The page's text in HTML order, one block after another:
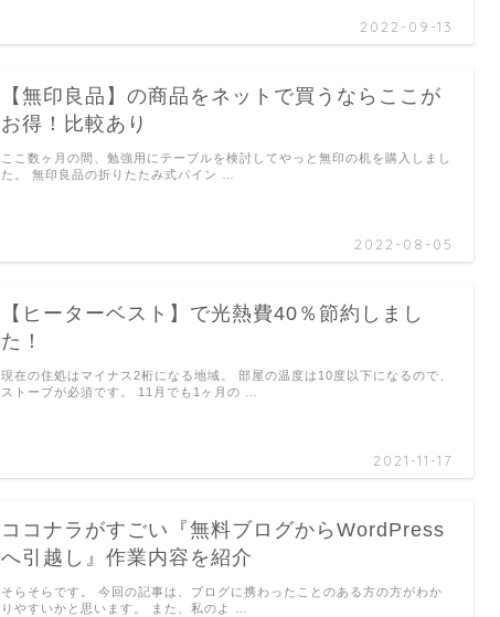
2022-09-13
【無印良品】の商品をネットで買うならここが
お得！比較あり
2022-08-05
ここ数ヶ月の間、勉強用にテーブルを検討してやっと無印の机を購入しまし
た。 無印良品の折りたたみ式パイン …
【ヒーターベスト】で光熱費40％節約しまし
た！
2021-11-17
現在の住処はマイナス2桁になる地域。 部屋の温度は10度以下になるので、
ストーブが必須です。 11月でも1ヶ月の …
ココナラがすごい『無料ブログからWordPress
へ引越し』作業内容を紹介
そらそらです。 今回の記事は、ブログに携わったことのある方の方がわか
りやすいかと思います。 また、私のよ …